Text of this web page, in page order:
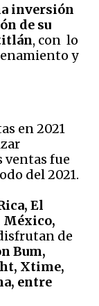
inversión
de su
, con lo
y
en 2021
ventas fue
del 2021.
El
México,
de
Bum,
Xtime,
entre